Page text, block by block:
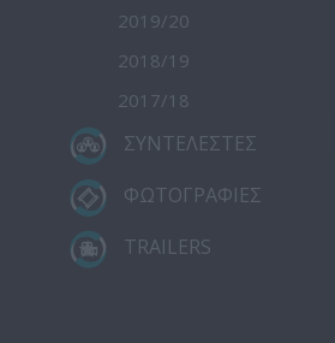
2019/20
2018/19
2017/18
ΣΥΝΤΕΛΕΣΤΕΣ
ΦΩΤΟΓΡΑΦΙΕΣ
TRAILERS